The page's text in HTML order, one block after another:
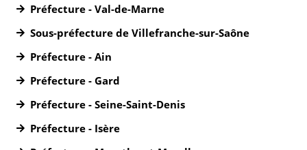
Préfecture - Val-de-Marne
Sous-préfecture de Villefranche-sur-Saône
Préfecture - Ain
Préfecture - Gard
Préfecture - Seine-Saint-Denis
Préfecture - Isère